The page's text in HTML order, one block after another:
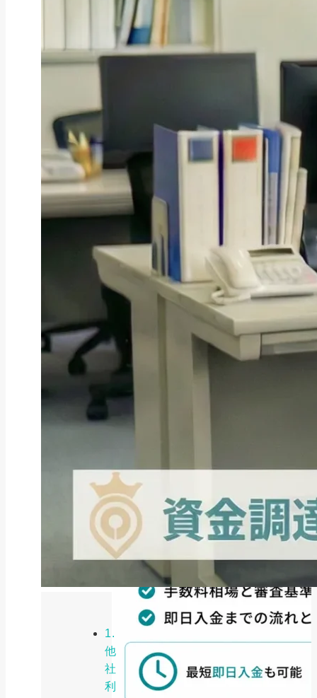
1.
他
社
利
ファクタリング
ペイトナーファクタリングの活用
法｜中小企業・個...
2026年8月5日